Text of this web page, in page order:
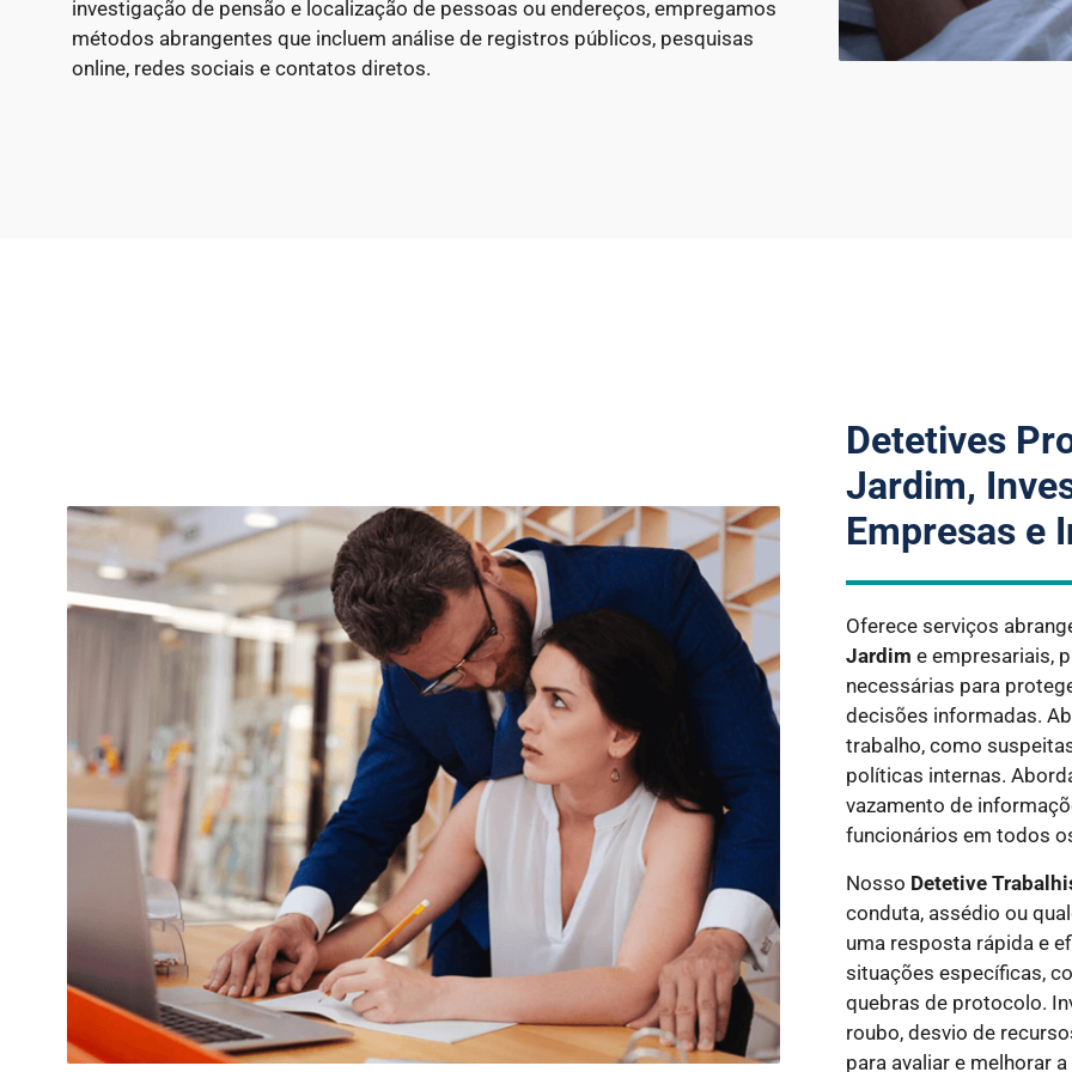
investigação de pensão e localização de pessoas ou endereços, empregamos
métodos abrangentes que incluem análise de registros públicos, pesquisas
online, redes sociais e contatos diretos.
Detetives
Jardim,
Empresas e
Oferece serviços
Jardim e empresariais,
necessárias para
decisões informadas.
trabalho, como
políticas internas.
vazamento de
funcionários em todos
Nosso Detetive
conduta, assédio ou
uma resposta rápida e
situações específicas,
quebras de protocolo.
roubo, desvio de
para avaliar e melhorar